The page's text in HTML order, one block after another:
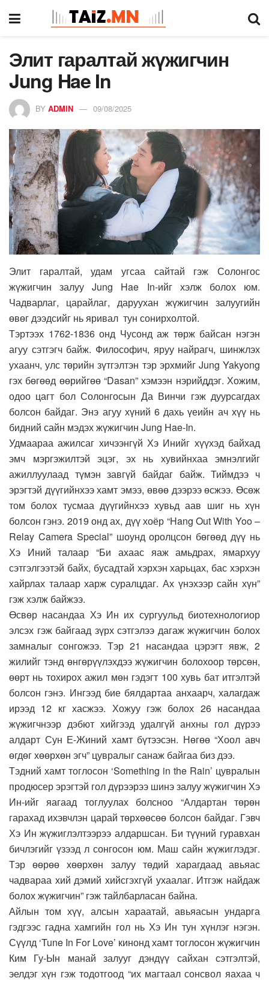
Элит гаралтай жүжигчин
Jung Hae In
BY ADMIN 09/08/2025
Элит гаралтай, удам угсаа сайтай гэж Солонгос
жүжигчин залуу Jung Hae In-ийг хэлж болох юм.
Чадварлаг, царайлаг, даруухан жүжигчин залуугийн
өвөг дээдсийг нь яривал тун сонирхолтой.
Тэртээх 1762-1836 онд Чусонд аж төрж байсан нэгэн
агуу сэтгэгч байж. Философич, яруу найрагч, шинжлэх
ухаанч, улс төрийн зүтгэлтэн тэр эрхмийг Jung Yakyong
гэх бөгөөд өөрийгөө “Dasan” хэмээн нэрийддэг. Хожим,
одоо цагт бол Солонгосын Да Винчи гэж дуурсагдах
болсон байдаг. Энэ агуу хүний 6 дахь үеийн ач хүү нь
бидний сайн мэдэх жүжигчин Jung Hae-In.
Удмаараа ажилсаг хичээнгүй Хэ Инийг хүүхэд байхад
эмч мэргэжилтэй эцэг, эх нь хувийнхаа эмнэлгийг
ажиллуулаад түмэн завгүй байдаг байж. Тиймдээ ч
эрэгтэй дүүгийнхээ хамт эмээ, өвөө дээрээ өсжээ. Өсөж
том болох тусмаа дүүгийнхээ хувьд аав шиг нь хүн
болсон гэнэ. 2019 онд ах, дүү хоёр “Hang Out With Yoo –
Relay Camera Special” шоунд оролцсон бөгөөд дүү нь
Хэ Иний талаар “Би ахаас яаж амьдрах, ямархуу
сэтгэлгээтэй байх, бусадтай хэрхэн харьцах, бас хэрхэн
хайрлах талаар харж суралцдаг. Ах үнэхээр сайн хүн”
гэж хэлж байжээ.
Өсвөр насандаа Хэ Ин их сургуульд биотехнологиор
элсэх гэж байгаад зүрх сэтгэлээ дагаж жүжигчин болох
замналыг сонгожээ. Тэр 21 насандаа цэрэгт явж, 2
жилийг тэнд өнгөрүүлэхдээ жүжигчин болохоор төрсөн,
өөрт нь тохирох ажил мөн гэдэгт 100 хувь бат итгэлтэй
болсон гэнэ. Ингээд бие бялдартаа анхаарч, халагдаж
ирээд 12 кг хасжээ. Хожуу гэж болох 26 насандаа
жүжигчнээр дэбют хийгээд удалгүй анхны гол дүрээ
алдарт Сун Е-Жиний хамт бүтээсэн. Нөгөө “Хоол авч
өгдөг хөөрхөн эгч” цувралыг санаж байгаа биз дээ.
Тэдний хамт тоглосон ‘Something in the Rain’ цувралын
продюсер эрэгтэй гол дүрээрээ шинэ залуу жүжигчин Хэ
Ин-ийг яагаад тоглуулах болсноо “Алдартан төрөн
гарахад ихэвчлэн царай төрхөөсөө болсон байдаг. Гэвч
Хэ Ин жүжиглэлтээрээ алдаршсан. Би түүний гуравхан
бичлэгийг үзээд л сонгосон юм. Маш сайн жүжиглэдэг.
Тэр өөрөө хөөрхөн залуу төдий харагдаад авьяас
чадвараа хий дэмий хийсгэхгүй ухаалаг. Итгэж найдаж
болох жүжигчин” гэж тайлбарласан байна.
Айлын том хүү, алсын хараатай, авьяасын ундарга
гэдгээс гадна хамгийн гол нь Хэ Ин тун хүнлэг нэгэн.
Сүүлд ‘Tune In For Love’ кинонд хамт тоглосон жүжигчин
Ким Гу-Ын манай залууг дэндүү сайхан сэтгэлтэй,
эелдэг хүн гэж тодотгоод “их магтаал сонсвол яахаа ч